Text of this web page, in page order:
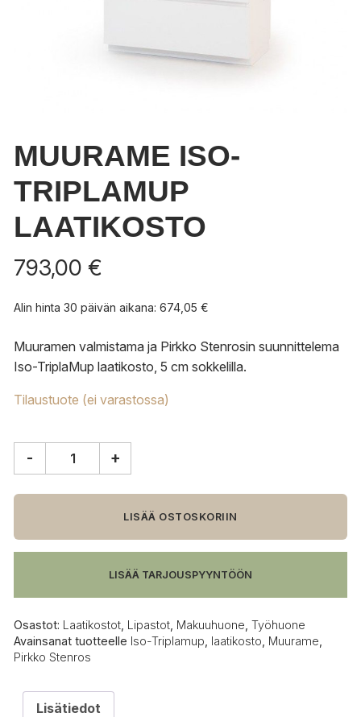
MUURAME ISO-
TRIPLAMUP
LAATIKOSTO
793,00 €
Alin hinta 30 päivän aikana: 674,05 €
Muuramen valmistama ja Pirkko Stenrosin suunnittelema
Iso-TriplaMup laatikosto, 5 cm sokkelilla.
Tilaustuote (ei varastossa)
TriplaMup
määrä
- +
LISÄÄ OSTOSKORIIN
LISÄÄ TARJOUSPYYNTÖÖN
Osastot: Laatikostot Lipastot Makuuhuone Työhuone
Avainsanat tuotteelle Iso-Triplamup laatikosto Muurame
Pirkko Stenros
Lisätiedot